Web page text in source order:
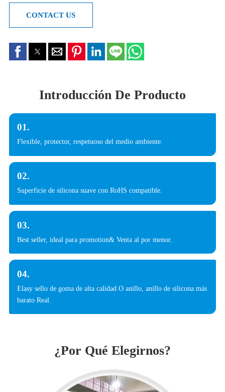
CONTACT US
Introducción De Producto
01.
Flexible, protector, respetuoso del medio ambiente.
02.
Superficie de silicona suave con RoHS compatible.
03.
Best seller, ideal para promotion& Venta al por menor.
04.
Elasy sello de goma de alta calidad O anillo, anillo de silicona más
barato Real.
¿Por Qué Elegirnos?